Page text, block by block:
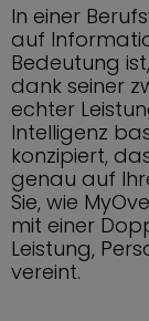
In einer
auf
Bedeutung
dank seiner
echter
Intelligenz
konzipiert,
genau auf
Sie, wie
mit einer
Leistung,
vereint.